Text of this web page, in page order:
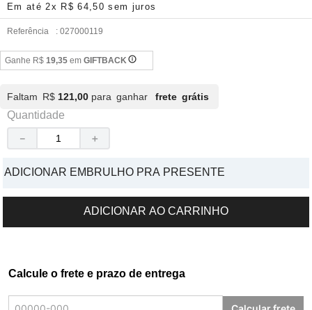
Em até2x R$ 64,50 sem juros
Referência : 027000119
Ganhe R$ 19,35 em GIFTBACK
Faltam R$ 121,00 para ganhar frete grátis
Quantidade
＋
－
ADICIONAR EMBRULHO PRA PRESENTE
ADICIONAR AO CARRINHO
Calcule o frete e prazo de entrega